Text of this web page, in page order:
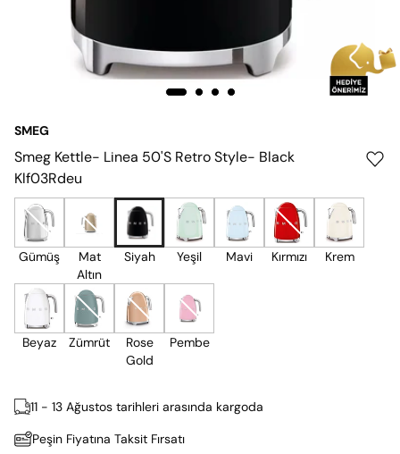
SMEG
Smeg Kettle- Linea 50'S Retro Style- Black
Klf03Rdeu
Gümüş
Mat
Altın
Siyah Yeşil Mavi Kırmızı Krem
Beyaz Zümrüt
Rose
Gold
Pembe
11 - 13 Ağustos tarihleri arasında kargoda
Peşin Fiyatına Taksit Fırsatı